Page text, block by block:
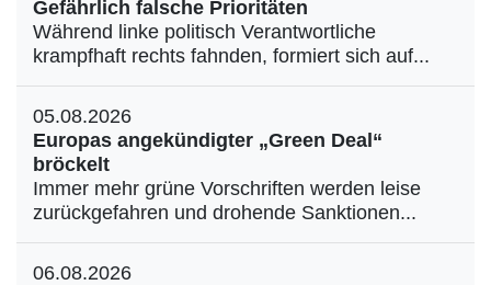
Gefährlich falsche Prioritäten
Während linke politisch Verantwortliche
krampfhaft rechts fahnden, formiert sich auf...
05.08.2026
Europas angekündigter „Green Deal“
bröckelt
Immer mehr grüne Vorschriften werden leise
zurückgefahren und drohende Sanktionen...
06.08.2026